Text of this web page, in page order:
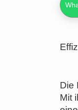
Die
Mit